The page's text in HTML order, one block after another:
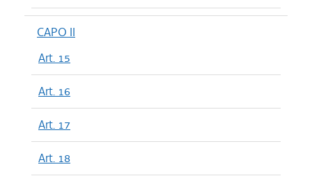
CAPO II
Art. 15
Art. 16
Art. 17
Art. 18